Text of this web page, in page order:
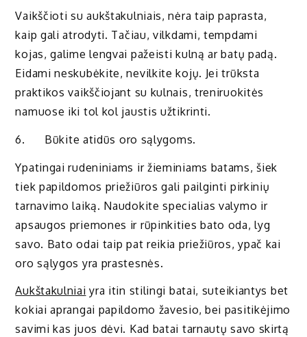
Vaikščioti su aukštakulniais, nėra taip paprasta,
kaip gali atrodyti. Tačiau, vilkdami, tempdami
kojas, galime lengvai pažeisti kulną ar batų padą.
Eidami neskubėkite, nevilkite kojų. Jei trūksta
praktikos vaikščiojant su kulnais, treniruokitės
namuose iki tol kol jaustis užtikrinti.
6. Būkite atidūs oro sąlygoms.
Ypatingai rudeniniams ir žieminiams batams, šiek
tiek papildomos priežiūros gali pailginti pirkinių
tarnavimo laiką. Naudokite specialias valymo ir
apsaugos priemones ir rūpinkities bato oda, lyg
savo. Bato odai taip pat reikia priežiūros, ypač kai
oro sąlygos yra prastesnės.
Aukštakulniai yra itin stilingi batai, suteikiantys bet
kokiai aprangai papildomo žavesio, bei pasitikėjimo
savimi kas juos dėvi. Kad batai tarnautų savo skirtą